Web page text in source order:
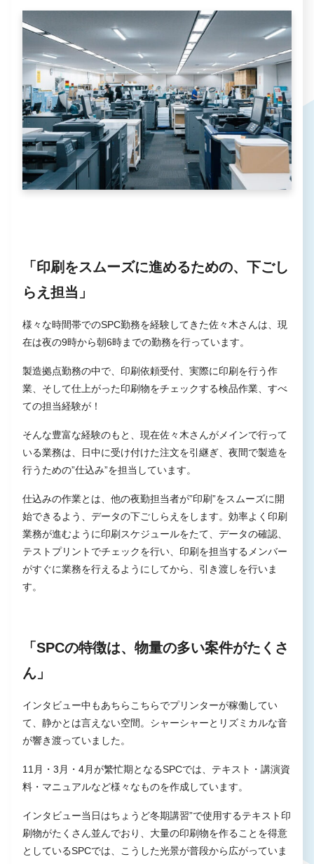
「印刷をスムーズに進めるための、下ごし
らえ担当」
様々な時間帯でのSPC勤務を経験してきた佐々木さんは、現
在は夜の9時から朝6時までの勤務を行っています。
製造拠点勤務の中で、印刷依頼受付、実際に印刷を行う作
業、そして仕上がった印刷物をチェックする検品作業、すべ
ての担当経験が！
そんな豊富な経験のもと、現在佐々木さんがメインで行って
いる業務は、日中に受け付けた注文を引継ぎ、夜間で製造を
行うための”仕込み”を担当しています。
仕込みの作業とは、他の夜勤担当者が”印刷”をスムーズに開
始できるよう、データの下ごしらえをします。効率よく印刷
業務が進むように印刷スケジュールをたて、データの確認、
テストプリントでチェックを行い、印刷を担当するメンバー
がすぐに業務を行えるようにしてから、引き渡しを行いま
す。
「SPCの特徴は、物量の多い案件がたくさ
ん」
インタビュー中もあちらこちらでプリンターが稼働してい
て、静かとは言えない空間。シャーシャーとリズミカルな音
が響き渡っていました。
11月・3月・4月が繁忙期となるSPCでは、テキスト・講演資
料・マニュアルなど様々なものを作成しています。
インタビュー当日はちょうど冬期講習”で使用するテキスト印
刷物がたくさん並んでおり、大量の印刷物を作ることを得意
としているSPCでは、こうした光景が普段から広がっていま